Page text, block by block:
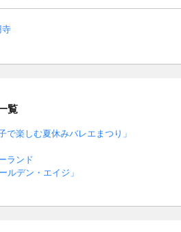
寺
覧
で楽しむ夏休みバレエまつり」
ランド
ルデン・エイジ」